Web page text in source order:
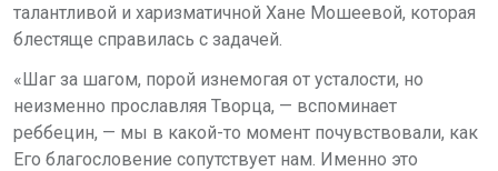
талантливой и харизматичной Хане Мошеевой, которая
блестяще справилась с задачей.
«Шаг за шагом, порой изнемогая от усталости, но
неизменно прославляя Творца, — вспоминает
реббецин, — мы в какой-то момент почувствовали, как
Его благословение сопутствует нам. Именно это